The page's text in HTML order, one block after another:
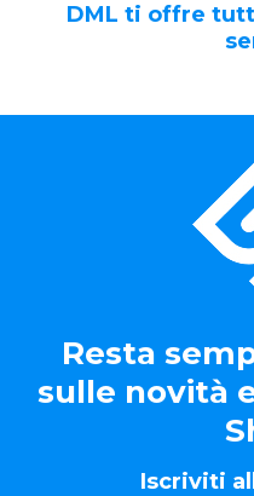
DML ti offre
Resta
sulle novità
Iscriviti